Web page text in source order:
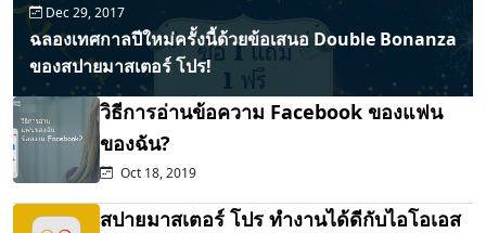
Dec 29, 2017
ฉลองเทศกาลปีใหม่ครั้งนี้ด้วยข้อเสนอ Double Bonanza
ของสปายมาสเตอร์ โปร!
วิธีการอ่านข้อความ Facebook ของแฟน
ของฉัน?
Oct 18, 2019
สปายมาสเตอร์ โปร ทำงานได้ดีกับไอโอเอส